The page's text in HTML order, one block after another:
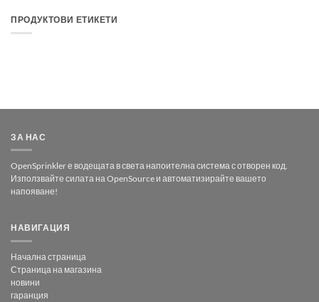
ПРОДУКТОВИ ЕТИКЕТИ
ЗА НАС
OpenSprinkler е водещата в света напоителна система с отворен код.
Използвайте силата на OpenSource и автоматизирайте вашето
напояване!
НАВИГАЦИЯ
Начална страница
Страница на магазина
новини
гаранция